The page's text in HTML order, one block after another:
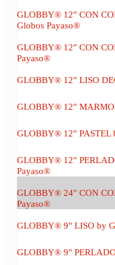
GLOBBY® 12" CON
Globos Payaso®
GLOBBY® 12" CON
Payaso®
GLOBBY® 12" LISO
GLOBBY® 12"
GLOBBY® 12" PASTEL
GLOBBY® 12"
Payaso®
GLOBBY® 24" CON
Payaso®
GLOBBY® 9" LISO by
GLOBBY® 9"